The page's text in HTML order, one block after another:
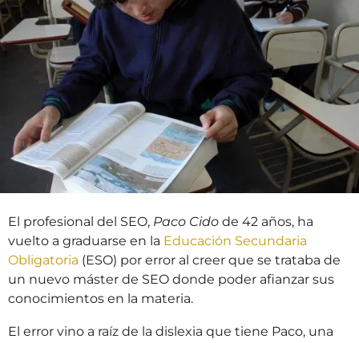
s
a
s
El profesional del SEO, Paco Cido de 42 años, ha
vuelto a graduarse en la Educación Secundaria
Obligatoria (ESO) por error al creer que se trataba de
un nuevo máster de SEO donde poder afianzar sus
conocimientos en la materia.
El error vino a raíz de la dislexia que tiene Paco, una